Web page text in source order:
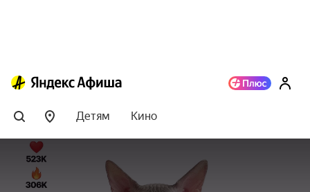
Детям Кино